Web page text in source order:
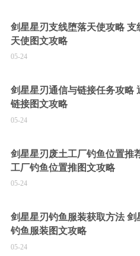
剑星星刃支线堕落天使攻略 支
天使图文攻略
05-24
剑星星刃通信与链接任务攻略
链接图文攻略
05-24
剑星星刃废土工厂钓鱼位置推
工厂钓鱼位置推图文攻略
05-24
剑星星刃钓鱼服装获取方法 剑
钓鱼服装图文攻略
05-24